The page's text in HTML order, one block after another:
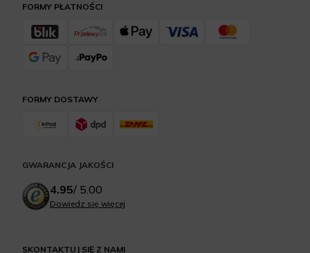
SKONTAKTUJ SIĘ Z NAMI
FORMY DOSTAWY
FORMY PŁATNOŚCI
GWARANCJA JAKOŚCI
4.95/ 5.00
Dowiedz się więcej